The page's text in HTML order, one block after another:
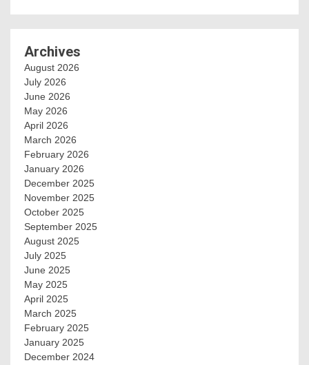
Archives
August 2026
July 2026
June 2026
May 2026
April 2026
March 2026
February 2026
January 2026
December 2025
November 2025
October 2025
September 2025
August 2025
July 2025
June 2025
May 2025
April 2025
March 2025
February 2025
January 2025
December 2024